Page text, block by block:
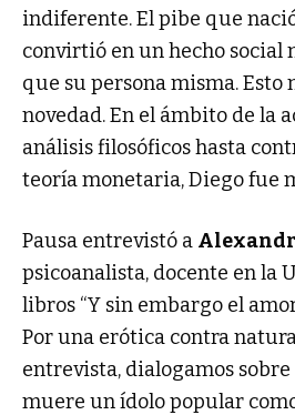
indiferente. El pibe que
convirtió en un hecho social
que su persona misma. Esto
novedad. En el ámbito de la
análisis filosóficos hasta
teoría monetaria, Diego fue
Pausa entrevistó a
psicoanalista, docente en la
libros “Y sin embargo el
Por una erótica contra
entrevista, dialogamos
muere un ídolo popular